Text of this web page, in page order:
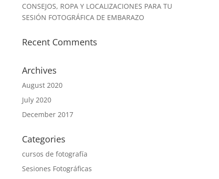
CONSEJOS, ROPA Y LOCALIZACIONES PARA TU
SESIÓN FOTOGRÁFICA DE EMBARAZO
Recent Comments
Archives
August 2020
July 2020
December 2017
Categories
cursos de fotografía
Sesiones Fotográficas